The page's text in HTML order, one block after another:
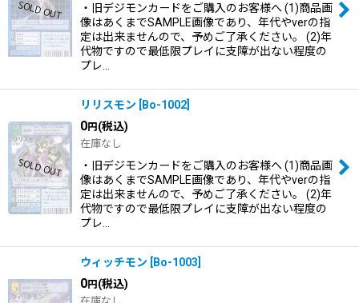
・旧デジモンカードをご購入のお客様へ (1)商品画
像はあくまでSAMPLE画像であり、年代やverの指
定は出来ませんので、予めご了承ください。 (2)年
代物ですので最低限プレイに支障が出ない程度の
プレ…
リリスモン Bo-1002
0円(税込)
在庫なし
・旧デジモンカードをご購入のお客様へ (1)商品画
像はあくまでSAMPLE画像であり、年代やverの指
定は出来ませんので、予めご了承ください。 (2)年
代物ですので最低限プレイに支障が出ない程度の
プレ…
ウィッチモン Bo-1003
0円(税込)